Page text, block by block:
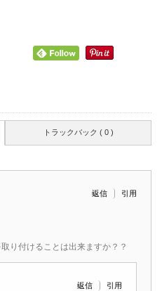
トラックバック ( 0 )
返信 引用
り付けることは出来ますか？？
返信 引用